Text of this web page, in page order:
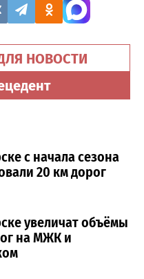
НОВОСТИ
с начала сезона
20 км дорог
увеличат объёмы
на МЖК и